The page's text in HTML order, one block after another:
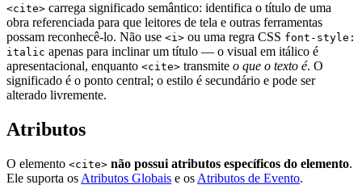
<cite> carrega significado semântico: identifica o título de uma
obra referenciada para que leitores de tela e outras ferramentas
possam reconhecê-lo. Não use <i> ou uma regra CSS font-style:
italic apenas para inclinar um título — o visual em itálico é
apresentacional, enquanto <cite> transmite o que o texto é. O
significado é o ponto central; o estilo é secundário e pode ser
alterado livremente.
Atributos
O elemento <cite> não possui atributos específicos do elemento.
Ele suporta os Atributos Globais e os Atributos de Evento.